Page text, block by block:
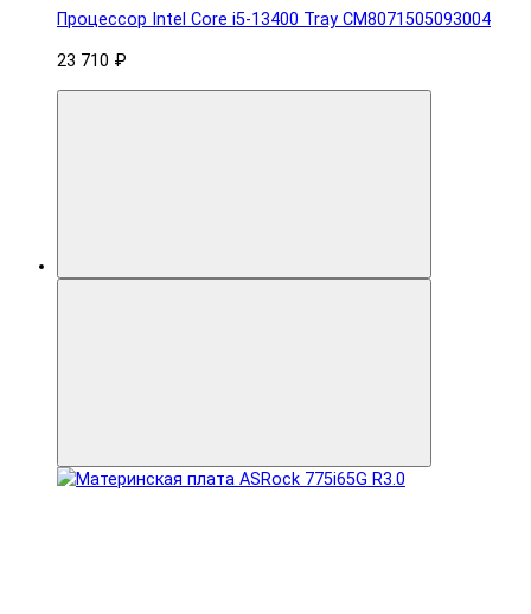
Процессор Intel Core i5-13400 Tray CM8071505093004
23 710 ₽